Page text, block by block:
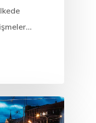
Estonya Blog
Estonya
Estonya
Vize Programı